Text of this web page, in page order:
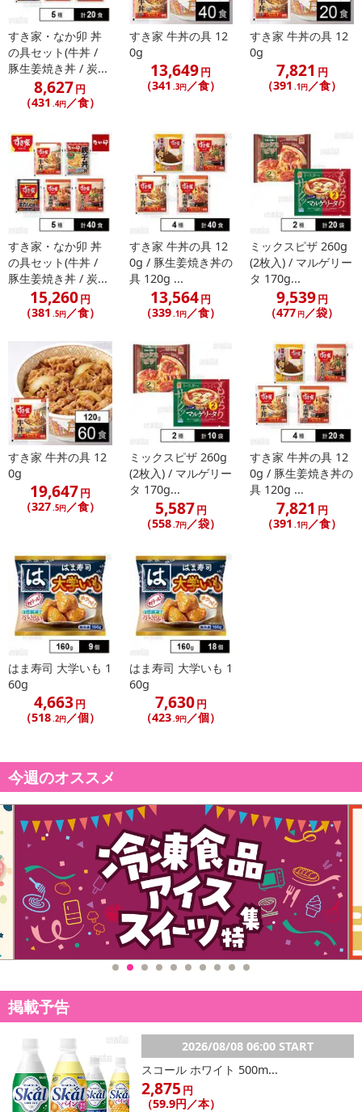
必ず-18℃以下の冷凍庫に保存してください。
一度溶けたものを凍らせると品質が変わることがあります。
ご家庭の冷凍庫は温度変動が大きいので、購入後は賞味期限内であってもなるべく早めにお召
し上がりください。
調理後は速やかにお召し上がりください。
牛肉のスジ(白いゴム状のもの)が入っている場合がありますが、品質に問題はございません。
【すき家 牛丼の具】
【すき家 豚生姜焼き丼の具】
【すき家 炭火やきとり丼の具】
【すき家 横濱カレー】
開発秘話/担当者の声
横濱カレーと合わせて合いがけカレーも楽しめます。
注意事項
※こちらの商品は、沖縄・離島地域またはクール便でのお届けが出
来ない地域の方は、お申込みいただけませんので、ご了承ください
ませ。
保管期間が短くなっておりますので、お早目に配送業者へ再配達を
ご連絡ください。
※保管期間切れにより返送となった場合は、配送元に返送となりま
す。お申込みは、キャンセル返金とさせていただきます。
※クロネコメンバーズへご登録いただきましても「再配達依頼・お
届け日変更」をお受けが出来ません。
すき家・なか卯 丼
の具セット(牛丼 /
豚生姜焼き丼 / 炭...
8,627円
（431 .4円／食）
すき家 牛丼の具 12
0g
13,649円
（341 .3円 ／食）
すき家 牛丼の具 12
0g
7,821 円
（391 .1円 ／食）
すき家・なか卯 丼
の具セット(牛丼 /
豚生姜焼き丼 / 炭...
15,260円
（381 .5円／食）
すき家 牛丼の具 12
0g / 豚生姜焼き丼の
具 120g ...
13,564円
（339.1円／食）
ミックスピザ 260g
(2枚入) / マルゲリー
タ 170g...
9,539円
（477 円／袋）
すき家 牛丼の具 12
0g
19,647円
（327.5円／食）
ミックスピザ 260g
(2枚入) / マルゲリー
タ 170g...
5,587円
（558.7円／袋）
すき家 牛丼の具 12
0g / 豚生姜焼き丼の
具 120g ...
7,821 円
（391 .1円／食）
はま寿司 大学いも 1
60g
4,663円
（518.2円／個）
はま寿司 大学いも 1
60g
7,630円
（423.9円 ／個）
今週のオススメ
掲載予告
2026/08/08 06:00 START
スコール ホワイト 500m...
2,875 円
（59.9円／本）